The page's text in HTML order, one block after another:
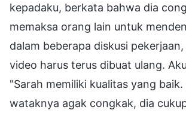
kepadaku, berkata bahwa dia
memaksa orang lain untuk
dalam beberapa diskusi
video harus terus dibuat ulang.
"Sarah memiliki kualitas yang baik.
wataknya agak congkak, dia